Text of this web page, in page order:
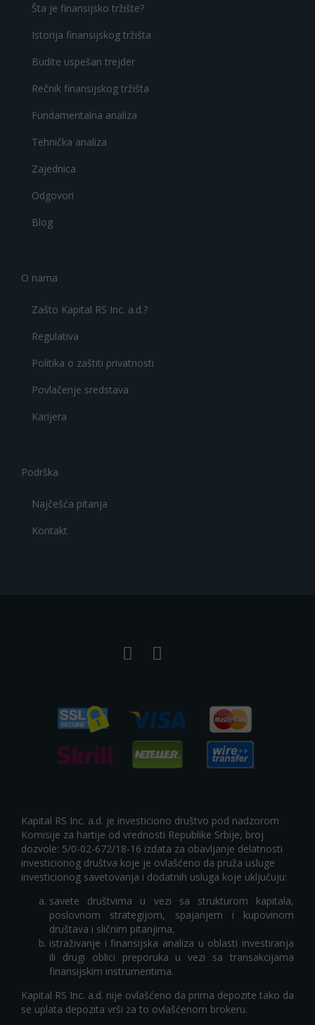
Šta je finansijsko tržište?
Istorija finansijskog tržišta
Budite uspešan trejder
Rečnik finansijskog tržišta
Fundamentalna analiza
Tehnička analiza
Zajednica
Odgovori
Blog
O nama
Zašto Kapital RS Inc. a.d.?
Regulativa
Politika o zaštiti privatnosti
Povlačenje sredstava
Karijera
Podrška
Najčešća pitanja
Kontakt
Kapital RS Inc. a.d. je investiciono društvo pod nadzorom
Komisije za hartije od vrednosti Republike Srbije, broj
dozvole: 5/0-02-672/18-16 izdata za obavljanje delatnosti
investicionog društva koje je ovlašćeno da pruža usluge
investicionog savetovanja i dodatnih usluga koje uključuju:
savete društvima u vezi sa strukturom kapitala,
poslovnom strategijom, spajanjem i kupovinom
društava i sličnim pitanjima,
istraživanje i finansijska analiza u oblasti investiranja
ili drugi oblici preporuka u vezi sa transakcijama
finansijskim instrumentima.
Kapital RS Inc. a.d. nije ovlašćeno da prima depozite tako da
se uplata depozita vrši za to ovlašćenom brokeru.